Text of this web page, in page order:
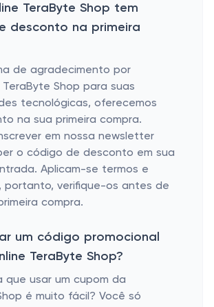
TeraByte Shop tem
desconto na primeira
de agradecimento por
Shop para suas
tecnológicas, oferecemos
na sua primeira compra.
em nossa newsletter
o código de desconto em sua
Aplicam-se termos e
portanto, verifique-os antes de
compra.
um código promocional
TeraByte Shop?
que usar um cupom da
é muito fácil? Você só